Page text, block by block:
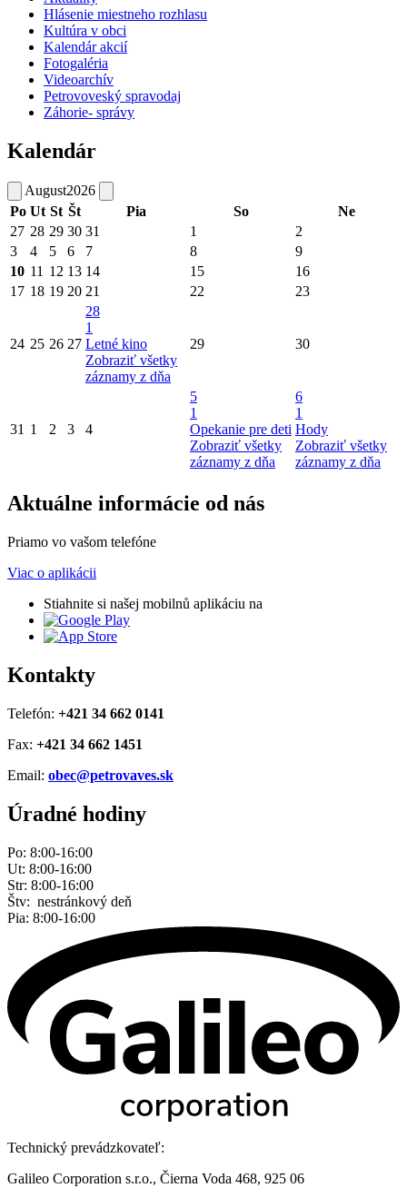
Hlásenie miestneho rozhlasu
Kultúra v obci
Kalendár akcií
Fotogaléria
Videoarchív
Petrovoveský spravodaj
Záhorie- správy
Kalendár
August2026
Po Ut St Št Pia So
Ne
27 28 29 30 31 1
2
3
4 5 6 7 8
9
10 11 12 13 14 15
16
17 18 19 20 21 22 23
24 25 26 27
28
1
Letné kino
Zobraziť všetky
záznamy z dňa
29 30
31 1 2 3 4
5
1
Opekanie pre deti
Zobraziť všetky
záznamy z dňa
6
1
Hody
Zobraziť všetky
záznamy z dňa
Aktuálne informácie od nás
Priamo vo vašom telefóne
Viac o aplikácii
Stiahnite si našej mobilnů aplikáciu na
Kontakty
Telefón: +421 34 662 0141
Fax: +421 34 662 1451
Email: obec@petrovaves.sk
Úradné hodiny
Po: 8:00-16:00
Ut: 8:00-16:00
Str: 8:00-16:00
Štv: nestránkový deň
Pia: 8:00-16:00
Technický prevádzkovateľ:
Galileo Corporation s.r.o., Čierna Voda 468, 925 06